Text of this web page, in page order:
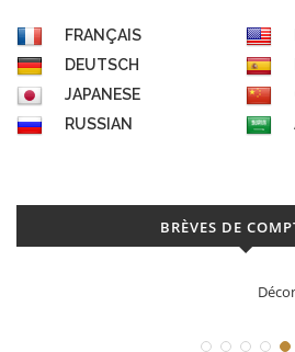
FRANÇAIS
DEUTSCH
JAPANESE
RUSSIAN
BRÈVES DE
Déconstruction